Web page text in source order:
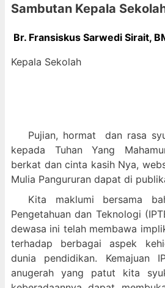
Sambutan Kepala
Br. Fransiskus Sarwedi Sirait,
Kepala Sekolah
Pujian, hormat dan rasa
kepada Tuhan Yang
berkat dan cinta kasih Nya,
Mulia Pangururan dapat di
Kita maklumi bersama
Pengetahuan dan Teknologi
dewasa ini telah membawa
terhadap berbagai aspek
dunia pendidikan. Kemajuan
anugerah yang patut kita